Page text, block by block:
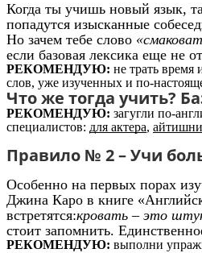
Когда ты учишь новый язык,
попадутся изысканные
Но зачем тебе слово
если базовая лексика еще не
РЕКОМЕНДУЮ: не трать время
слов, уже изученных и по-
Что же тогда учить?
РЕКОМЕНДУЮ: загугли по-
специалистов: для актера,
Правило № 2 – Учи
Особенно на первых порах
Джина Каро в книге
встретятся:кровать – это
стоит запомнить.
РЕКОМЕНДУЮ: выполни